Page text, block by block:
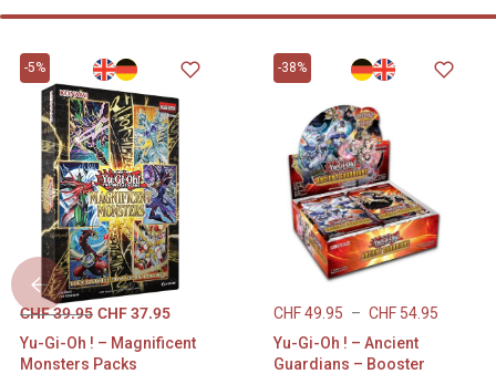
notamment
aventures
City des
saisons de
Yu-Gi-Oh !,
déjà très
lui-même
pharaon,
-5%
CHF39.95 CHF37.95
Yu-Gi-Oh ! – Magnificent
Monsters Packs
-38%
CHF49.95 – CHF 54.95
Yu-Gi-Oh ! – Ancient
Guardians – Booster